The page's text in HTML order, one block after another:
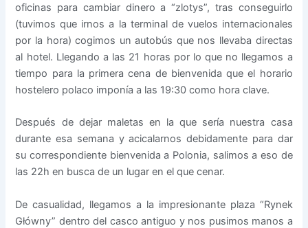
oficinas para cambiar dinero a “zlotys”, tras conseguirlo
(tuvimos que irnos a la terminal de vuelos internacionales
por la hora) cogimos un autobús que nos llevaba directas
al hotel. Llegando a las 21 horas por lo que no llegamos a
tiempo para la primera cena de bienvenida que el horario
hostelero polaco imponía a las 19:30 como hora clave.
Después de dejar maletas en la que sería nuestra casa
durante esa semana y acicalarnos debidamente para dar
su correspondiente bienvenida a Polonia, salimos a eso de
las 22h en busca de un lugar en el que cenar.
De casualidad, llegamos a la impresionante plaza “Rynek
Główny” dentro del casco antiguo y nos pusimos manos a